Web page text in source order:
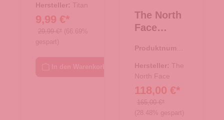
Hersteller: Titan
9,99 €*
29,99 €* (66.69%
gespart)
The North
Face
e/Rucksac
k Base
Camp
Duffel XL
TNF Black
Produktnumme
Hersteller: The
North Face
118,00 €*
165,00 €*
(28.48% gespart)